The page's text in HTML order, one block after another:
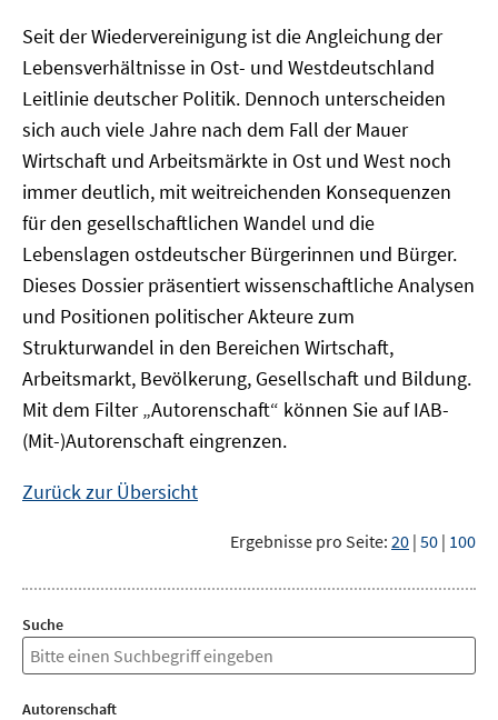
Seit der Wiedervereinigung ist die Angleichung der
Lebensverhältnisse in Ost- und Westdeutschland
Leitlinie deutscher Politik. Dennoch unterscheiden
sich auch viele Jahre nach dem Fall der Mauer
Wirtschaft und Arbeitsmärkte in Ost und West noch
immer deutlich, mit weitreichenden Konsequenzen
für den gesellschaftlichen Wandel und die
Lebenslagen ostdeutscher Bürgerinnen und Bürger.
Dieses Dossier präsentiert wissenschaftliche Analysen
und Positionen politischer Akteure zum
Strukturwandel in den Bereichen Wirtschaft,
Arbeitsmarkt, Bevölkerung, Gesellschaft und Bildung.
Mit dem Filter „Autorenschaft“ können Sie auf IAB-
(Mit-)Autorenschaft eingrenzen.
Zurück zur Übersicht
Ergebnisse pro Seite: 20 | 50 | 100
Suche
Autorenschaft